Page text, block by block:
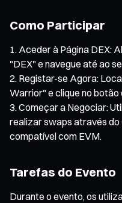
Como Participar
Aceder à Página DEX:
"DEX" e navegue até ao
Registar-se Agora:
Warrior" e clique no botão
Começar a Negociar:
realizar swaps através do
compatível com EVM.
Tarefas do Evento
Durante o evento, os